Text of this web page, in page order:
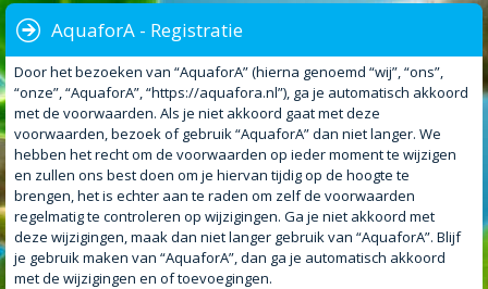
AquaforA - Registratie
Door het bezoeken van “AquaforA” (hierna genoemd “wij”, “ons”,
“onze”, “AquaforA”, “https://aquafora.nl”), ga je automatisch akkoord
met de voorwaarden. Als je niet akkoord gaat met deze
voorwaarden, bezoek of gebruik “AquaforA” dan niet langer. We
hebben het recht om de voorwaarden op ieder moment te wijzigen
en zullen ons best doen om je hiervan tijdig op de hoogte te
brengen, het is echter aan te raden om zelf de voorwaarden
regelmatig te controleren op wijzigingen. Ga je niet akkoord met
deze wijzigingen, maak dan niet langer gebruik van “AquaforA”. Blijf
je gebruik maken van “AquaforA”, dan ga je automatisch akkoord
met de wijzigingen en of toevoegingen.